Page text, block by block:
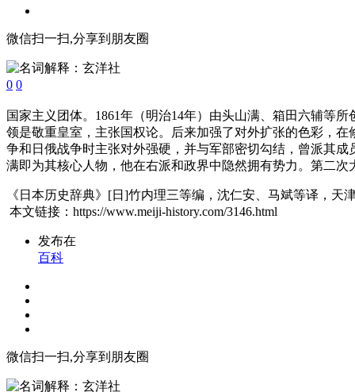
微信扫一扫,分享到朋友圈
0 0
国家主义团体。1861年（明治14年）由头山满、箱田六辅等
领是敬重皇室，主张国权论。后来加强了对外扩张的色彩，
争和日俄战争时主张对外强硬，并与军部密切勾结，曾派其
满即为其核心人物，他在右派和政界中隐然拥有势力。第二
《日本历史辞典》[日]竹内理三等编，沈仁安、马斌等译，天
本文链接：https://www.meiji-history.com/3146.html
发布在
百科
微信扫一扫,分享到朋友圈